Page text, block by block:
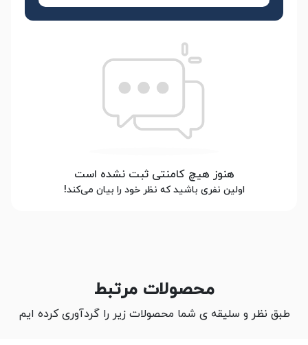
هنوز هیچ کامنتی ثبت نشده است
اولین نفری باشید که نظر خود را بیان می‌کند!
محصولات مرتبط
طبق نظر و سلیقه ی شما محصولات زیر را گردآوری کرده ایم